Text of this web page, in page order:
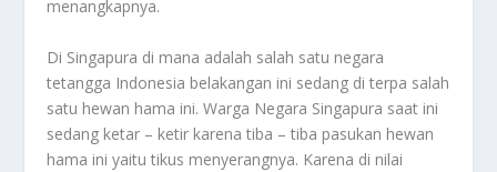
menangkapnya.
Di Singapura di mana adalah salah satu negara
tetangga Indonesia belakangan ini sedang di terpa salah
satu hewan hama ini. Warga Negara Singapura saat ini
sedang ketar – ketir karena tiba – tiba pasukan hewan
hama ini yaitu tikus menyerangnya. Karena di nilai